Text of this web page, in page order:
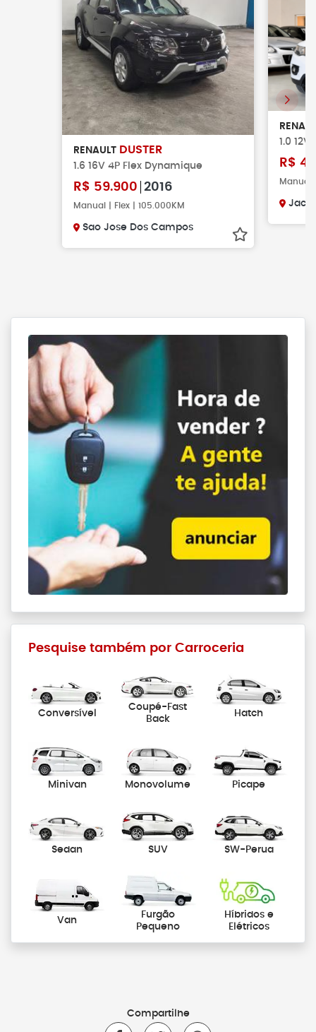
RENAULT DUSTER
1.6 16V 4P Flex Dynamique
R$ 59.900 2016
Manual | Flex | 105.000KM
Sao Jose Dos Campos
1.0 12V
R$
Manual
Pesquise também por Carroceria
Conversível
Coupé-Fast
Back
Hatch
Minivan Monovolume Picape
Sedan SUV SW-Perua
Van
Furgão
Pequeno
Híbridos e
Elétricos
Compartilhe